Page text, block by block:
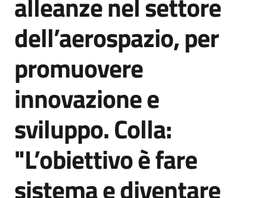
informazione
comunicazione
Seguici
su
dell’aerospazio, per
promuovere
innovazione e
sviluppo. Colla:
"L’obiettivo è fare
sistema e diventare